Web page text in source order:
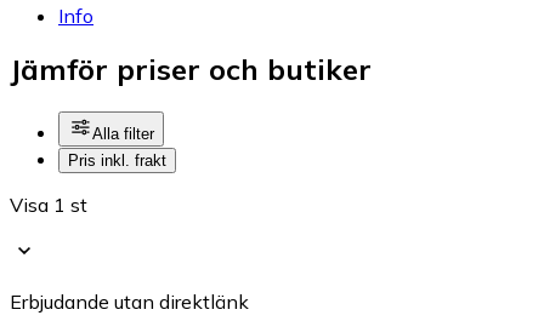
Info
Jämför priser och butiker
Alla filter
Pris inkl. frakt
Visa 1 st
Erbjudande utan direktlänk